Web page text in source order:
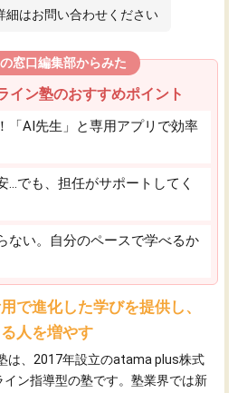
細はお問い合わせください
窓口編集部からみた
イン塾のおすすめポイント
「AI先生」と専用アプリで効率
…でも、担任がサポートしてく
ない。自分のペースで学べるか
で進化した学びを提供し、
人を増やす
は、2017年設立のatama plus株式
ン指導型の塾です。塾業界では新